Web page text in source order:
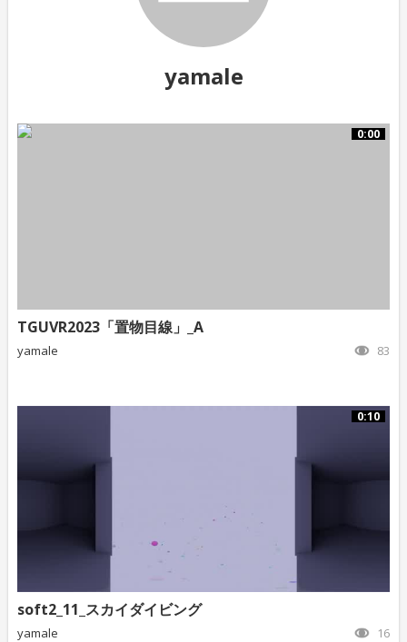
yamale
0:00
TGUVR2023「置物目線」_A
yamale 83
0:10
soft2_11_スカイダイビング
yamale 16